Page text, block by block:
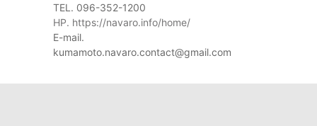
TEL. 096-352-1200
HP. https://navaro.info/home/
E-mail.
kumamoto.navaro.contact@gmail.com